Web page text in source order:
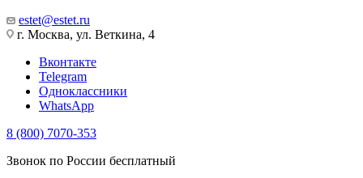
estet@estet.ru
г. Москва, ул. Веткина, 4
Вконтакте
Telegram
Одноклассники
WhatsApp
8 (800) 7070-353
Звонок по России бесплатный